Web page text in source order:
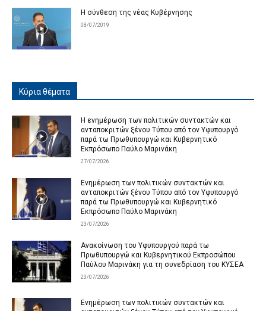
Η σύνθεση της νέας Κυβέρνησης
08/07/2019
Κύρια θέματα
Η ενημέρωση των πολιτικών συντακτών και
ανταποκριτών ξένου Τύπου από τον Υφυπουργό
παρά τω Πρωθυπουργώ και Κυβερνητικό
Εκπρόσωπο Παύλο Μαρινάκη
27/07/2026
Ενημέρωση των πολιτικών συντακτών και
ανταποκριτών ξένου Τύπου από τον Υφυπουργό
παρά τω Πρωθυπουργώ και Κυβερνητικό
Εκπρόσωπο Παύλο Μαρινάκη
23/07/2026
Ανακοίνωση του Υφυπουργού παρά τω
Πρωθυπουργώ και Κυβερνητικού Εκπροσώπου
Παύλου Μαρινάκη για τη συνεδρίαση του ΚΥΣΕΑ
23/07/2026
Ενημέρωση των πολιτικών συντακτών και